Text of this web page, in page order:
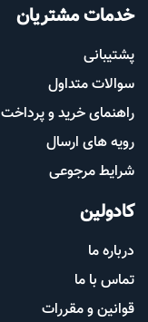
خدمات مشتریان
پشتیب​​انی
سوالات متداول
راهنمای خرید و پرداخت
رویه های ارسال
شرایط مرجوعی
کادولین
درباره ما
تماس با ما
قوانین و مقررات